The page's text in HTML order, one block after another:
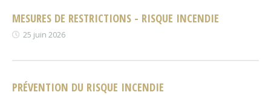
MESURES DE RESTRICTIONS - RISQUE INCENDIE
25 juin 2026
PRÉVENTION DU RISQUE INCENDIE